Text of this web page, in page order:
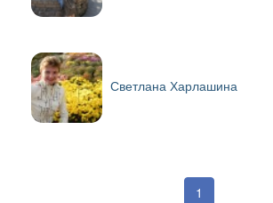
Светлана Харлашина
1